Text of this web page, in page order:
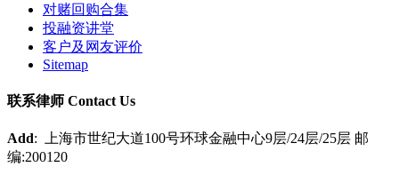
对赌回购合集
投融资讲堂
客户及网友评价
Sitemap
联系律师 Contact Us
Add: 上海市世纪大道100号环球金融中心9层/24层/25层 邮
编:200120